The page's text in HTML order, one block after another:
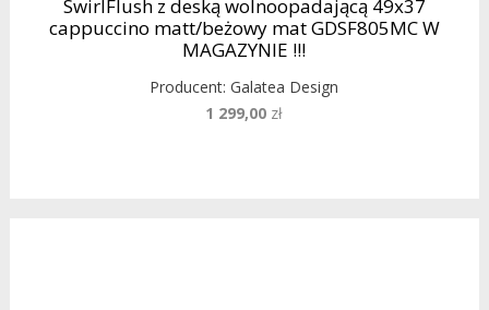
SwirlFlush z deską wolnoopadającą 49x37
cappuccino matt/beżowy mat GDSF805MC W
MAGAZYNIE !!!
Producent:Galatea Design
1 299,00 zł